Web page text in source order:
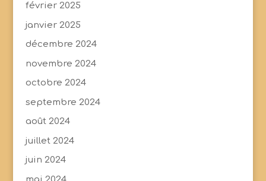
février 2025
janvier 2025
décembre 2024
novembre 2024
octobre 2024
septembre 2024
août 2024
juillet 2024
juin 2024